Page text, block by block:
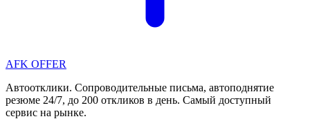
AFK OFFER
Автоотклики. Сопроводительные письма, автоподнятие
резюме 24/7, до 200 откликов в день. Самый доступный
сервис на рынке.